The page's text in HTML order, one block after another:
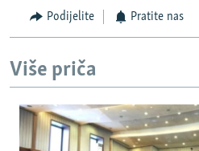
Podijelite Pratite nas
Više priča